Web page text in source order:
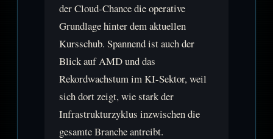
der Cloud-Chance die operative
Grundlage hinter dem aktuellen
Kursschub. Spannend ist auch der
Blick auf AMD und das
Rekordwachstum im KI-Sektor, weil
sich dort zeigt, wie stark der
Infrastrukturzyklus inzwischen die
gesamte Branche antreibt.